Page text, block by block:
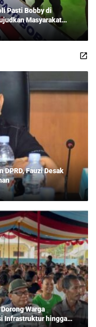
Pasti Bobby di
Masyarakat
Penonton!
DPRD, Fauzi Desak
Warga
Infrastruktur hingga